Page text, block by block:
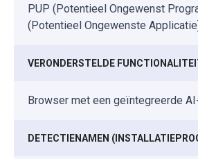
PUP (Potentieel Ongewenst
(Potentieel Ongewenste
VERONDERSTELDE
Browser met een geïntegreerde
DETECTIENAMEN